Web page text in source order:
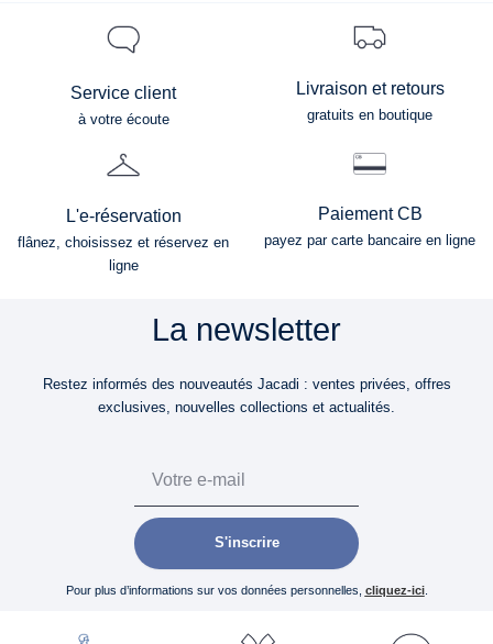
Service client
à votre écoute
Livraison et retours
gratuits en boutique
L'e-réservation
flânez, choisissez et réservez en
ligne
Paiement CB
payez par carte bancaire en ligne
La newsletter
Restez informés des nouveautés Jacadi : ventes privées, offres
exclusives, nouvelles collections et actualités.
S'inscrire
Pour plus d’informations sur vos données personnelles, cliquez-ici.